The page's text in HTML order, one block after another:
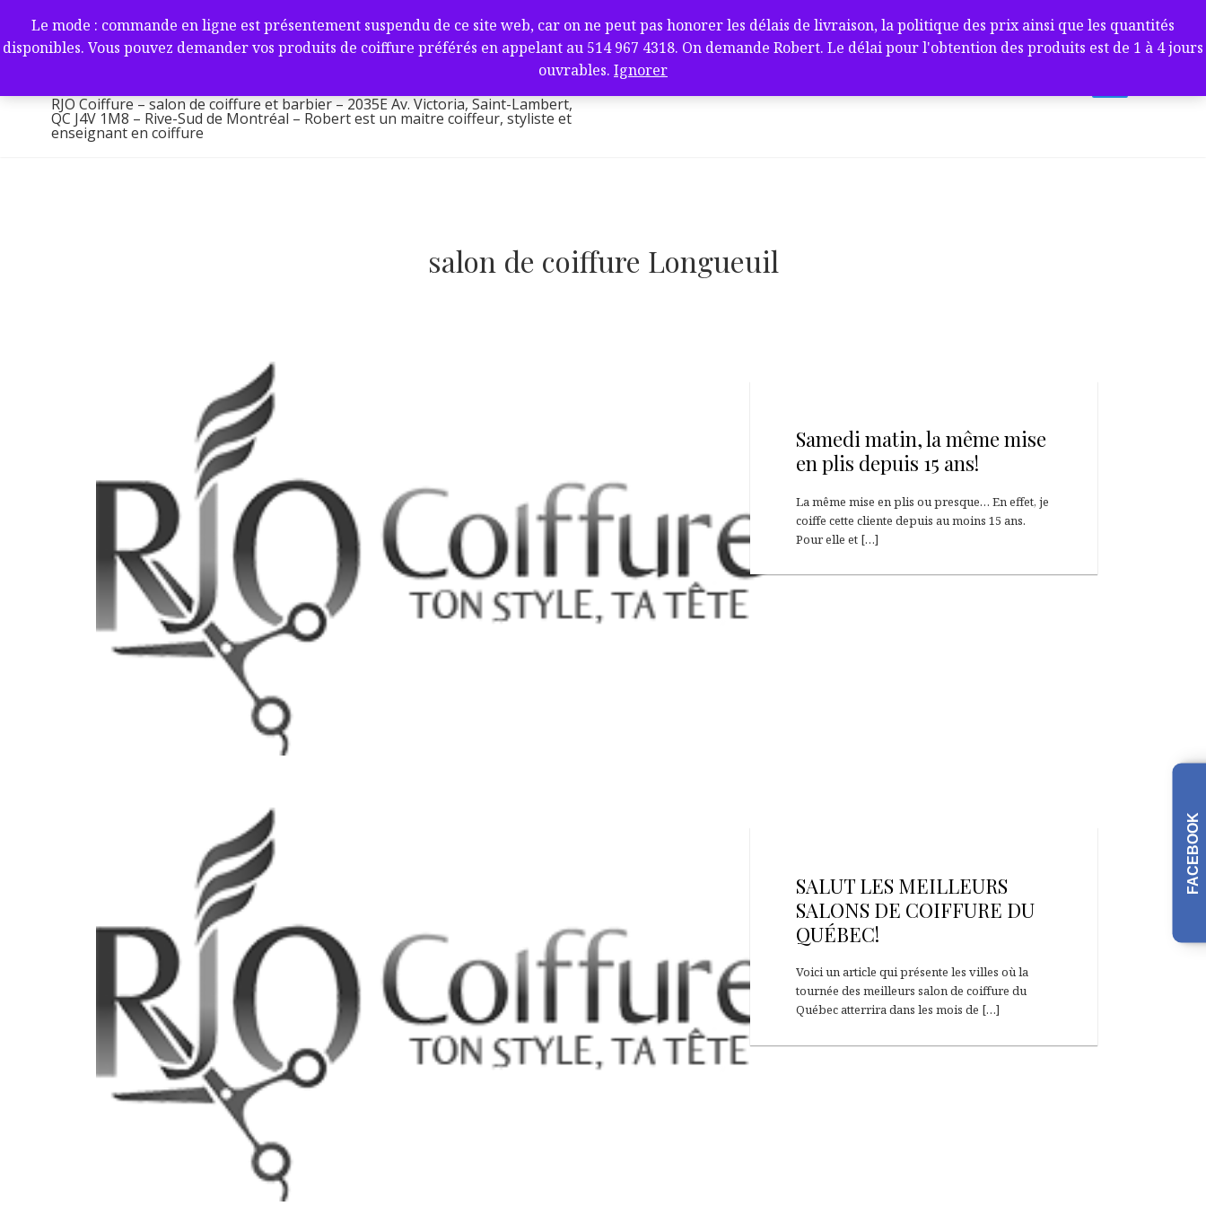
Le mode : commande en ligne est présentement suspendu de ce site web, car on ne peut pas honorer les délais de livraison, la politique des prix ainsi que les quantités
disponibles. Vous pouvez demander vos produits de coiffure préférés en appelant au 514 967 4318. On demande Robert. Le délai pour l'obtention des produits est de 1 à 4 jours
ouvrables. Ignorer
contenu
RJO Coiffure – salon de coiffure et barbier
-2035E Av. Victoria, Saint-Lambert, QC J4V
RJO Coiffure – salon de coiffure et barbier – 2035E Av. Victoria, Saint-Lambert,
QC J4V 1M8 – Rive-Sud de Montréal – Robert est un maitre coiffeur, styliste et
enseignant en coiffure
salon de coiffure Longueuil
Samedi matin, la même mise
en plis depuis 15 ans!
La même mise en plis ou presque… En effet, je
coiffe cette cliente depuis au moins 15 ans.
Pour elle et […]
SALUT LES MEILLEURS
SALONS DE COIFFURE DU
QUÉBEC!
Voici un article qui présente les villes où la
tournée des meilleurs salon de coiffure du
Québec atterrira dans les mois de […]
FACEBOOK